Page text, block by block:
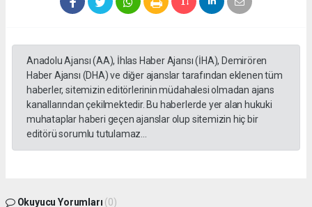
Anadolu Ajansı (AA), İhlas Haber Ajansı (İHA), Demirören
Haber Ajansı (DHA) ve diğer ajanslar tarafından eklenen tüm
haberler, sitemizin editörlerinin müdahalesi olmadan ajans
kanallarından çekilmektedir. Bu haberlerde yer alan hukuki
muhataplar haberi geçen ajanslar olup sitemizin hiç bir
editörü sorumlu tutulamaz...
Okuyucu Yorumları (0)